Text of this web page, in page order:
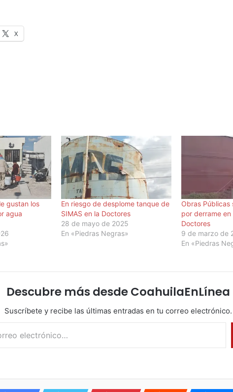
X
gustan los
agua
En riesgo de desplome tanque de
SIMAS en la Doctores
28 de mayo de 2025
En «Piedras Negras»
Obras Públicas
por derrame
Doctores
9 de marzo de
En «Piedras
Descubre más desde CoahuilaEnLínea
Suscríbete y recibe las últimas entradas en tu correo electrónico.